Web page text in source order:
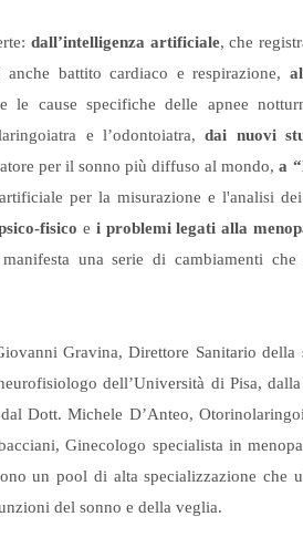
dall’intelligenza artificiale, che
battito cardiaco e respirazione,
le cause specifiche delle apnee
e l’odontoiatra,dai nuovi
per il sonno più diffuso al mondo,a
per la misurazione e l'analisi
fisico e i problemi legati alla
una serie di cambiamenti che
Gravina, Direttore Sanitario della
dell’Università di Pisa, dalla
Dott. Michele D’Anteo,
Ginecologo specialista in
un pool di alta specializzazione che
del sonno e della veglia.